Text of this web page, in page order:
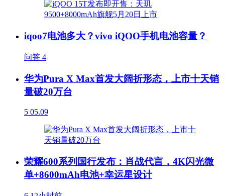
iqoo7电池多大？vivo iQOO手机电池容量？
问答 4
华为Pura X Max首发大阔折形态，上市十天销
量破20万台
5 05.09
荣耀600系列国行发布：肖战代言，4K闪光微
单+8600mAh电池+幸运星设计